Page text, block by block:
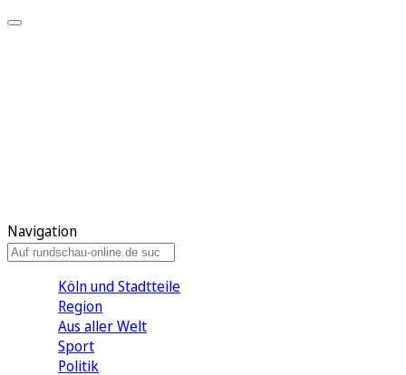
Navigation
Köln und Stadtteile
Region
Aus aller Welt
Sport
Politik